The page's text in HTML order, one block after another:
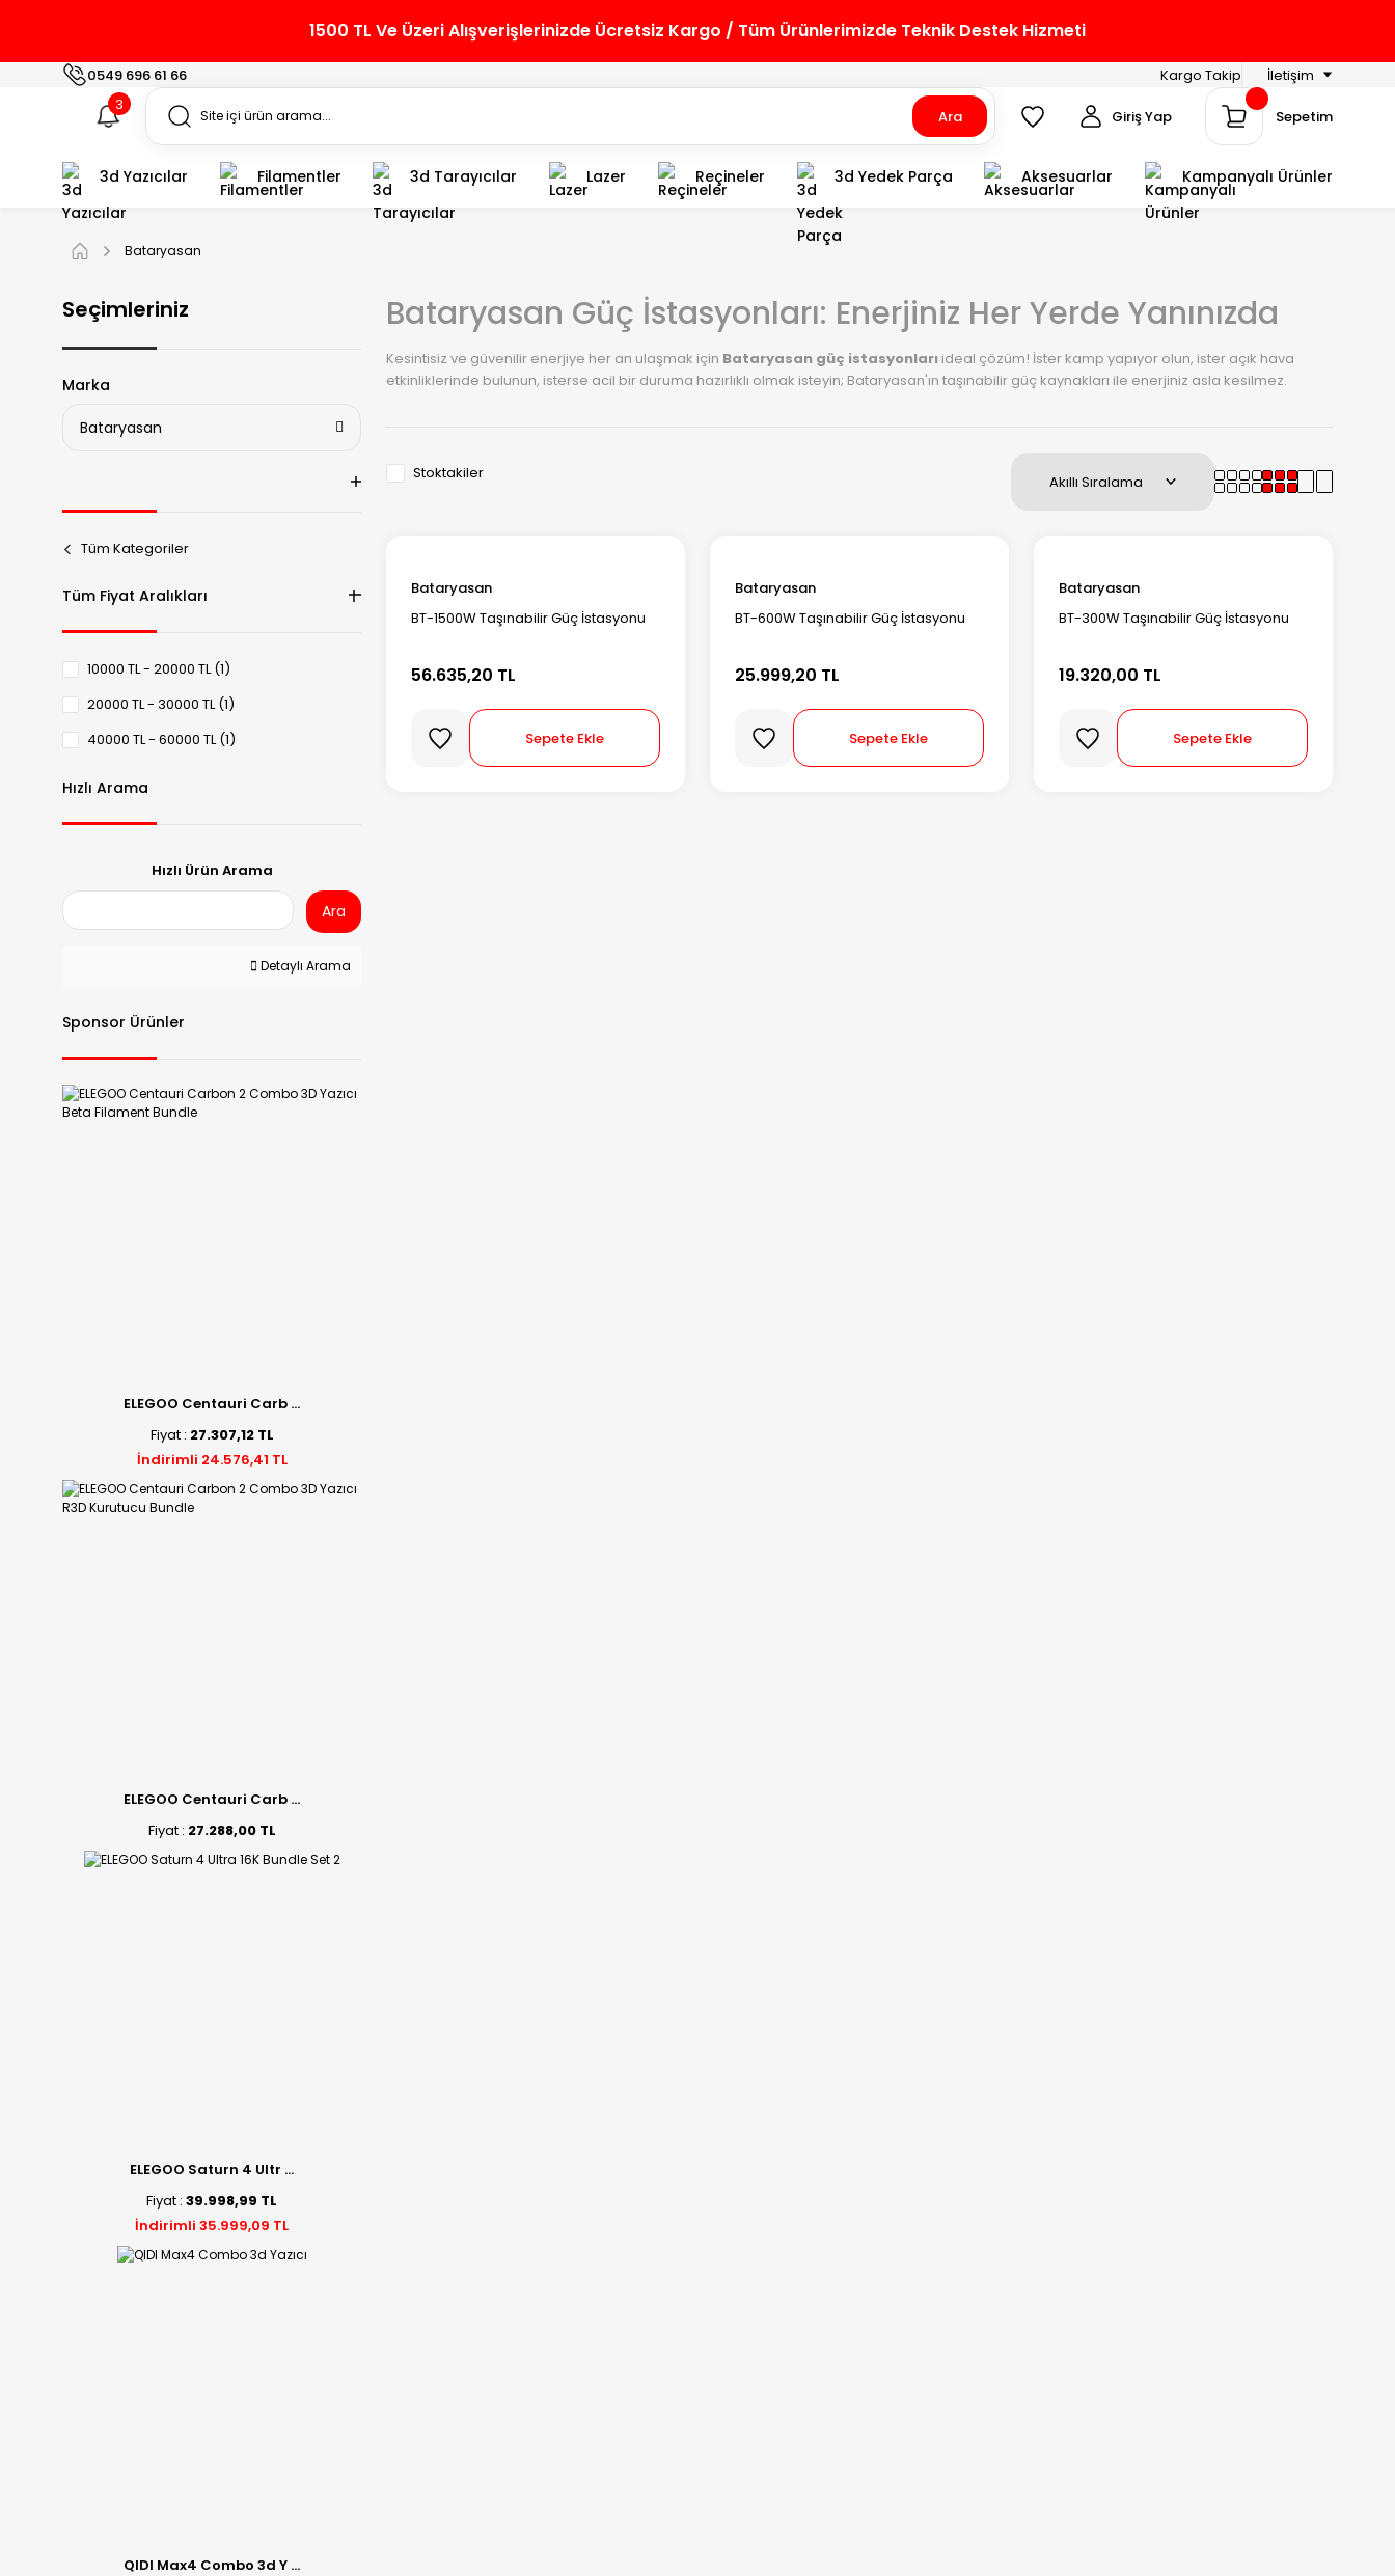
1500 TL Ve Üzeri Alışverişlerinizde Ücretsiz Kargo / Tüm Ürünlerimizde Teknik Destek Hizmeti
0549 696 61 66 Kargo Takip
İletişim
3
Ara Giriş Yap Sepetim
3d Yazıcılar Filamentler 3d Tarayıcılar Lazer Reçineler 3d Yedek Parça Aksesuarlar Kampanyalı Ürünler
Bataryasan
Seçimleriniz
Marka
Bataryasan
Tüm Kategoriler
Tüm Fiyat Aralıkları
10000 TL - 20000 TL (1)
20000 TL - 30000 TL (1)
40000 TL - 60000 TL (1)
Hızlı Arama
Hızlı Ürün Arama
Ara
Detaylı Arama
Sponsor Ürünler
ELEGOO Centauri Carb ...
Fiyat : 27.307,12 TL
İndirimli 24.576,41 TL
ELEGOO Centauri Carb ...
Fiyat : 27.288,00 TL
ELEGOO Saturn 4 Ultr ...
Fiyat : 39.998,99 TL
İndirimli 35.999,09 TL
QIDI Max4 Combo 3d Y ...
Bataryasan Güç İstasyonları: Enerjiniz Her Yerde Yanınızda
Kesintisiz ve güvenilir enerjiye her an ulaşmak için Bataryasan güç istasyonları ideal çözüm! İster kamp yapıyor olun, ister açık hava
etkinliklerinde bulunun, isterse acil bir duruma hazırlıklı olmak isteyin; Bataryasan'ın taşınabilir güç kaynakları ile enerjiniz asla kesilmez.
Stoktakiler
Bataryasan
BT-1500W Taşınabilir Güç İstasyonu
56.635,20 TL
Sepete Ekle
Bataryasan
BT-600W Taşınabilir Güç İstasyonu
25.999,20 TL
Sepete Ekle
Bataryasan
BT-300W Taşınabilir Güç İstasyonu
19.320,00 TL
Sepete Ekle